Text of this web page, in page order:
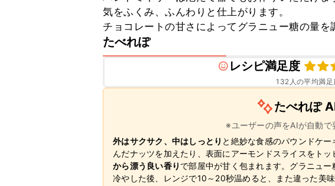
気をふくみ、ふんわりと仕上がります。
チョコレートの甘さによってグラニュー糖の量を
たべれぽ
レシピ満足度
132 人の平均満足
たべれぽ
※ユーザーの声をAIが自動で
外はサクサク、中はしっとり と絶妙な食感のパウンドケ
んだナッツを加えたり、表面にアーモンドスライスをトッ
から漂う良い香り で部屋中が甘く包まれます。グラニュ
冷やした後、レンジで10～20秒温めると、また違った美味